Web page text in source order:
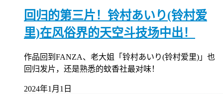
回归的第三片！铃村あいり(铃村爱
里)在风俗界的天空斗技场中出！
作品回到FANZA、老大姐「铃村あいり(铃村爱里)」也
回归发片，还是熟悉的蚊香社最对味！
2024年1月1日